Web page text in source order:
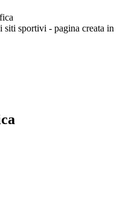
siti sportivi - pagina creata in